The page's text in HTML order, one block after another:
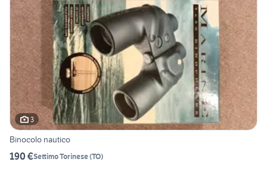
3
Binocolo nautico
190 €Settimo Torinese(TO)